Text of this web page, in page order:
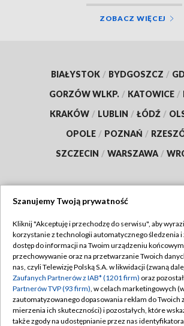
ZOBACZ WIĘCEJ
BIAŁYSTOK / BYDGOSZCZ /
GORZÓW WLKP. / KATOWICE /
KRAKÓW / LUBLIN / ŁÓDŹ /
OPOLE / POZNAŃ /
SZCZECIN / WARSZAWA /
TVP
Abonament TVP
Emisja w TVP
Centrum informacji TVP
Naziemna Telewizja Cyfrowa
Regulamin TVP
Polityka prywatności
Moje zgody
Pomoc
Szanujemy Twoją prywatność
Kliknij "Akceptuję i przechodzę do serwisu", aby
korzystanie z technologii automatycznego śledzenia i
dostęp do informacji na Twoim urządzeniu
przechowywanie oraz na przetwarzanie Twoich
nas, czyli Telewizję Polską S.A. w likwidacji (zwaną
Zaufanych Partnerów z IAB* (1201 firm) oraz
Partnerów TVP (93 firm), w celach marketingowych
zautomatyzowanego dopasowania reklam do Twoich
mierzenia ich skuteczności) i pozostałych, które
także zgody na udostępnianie przez nas identyfikatora